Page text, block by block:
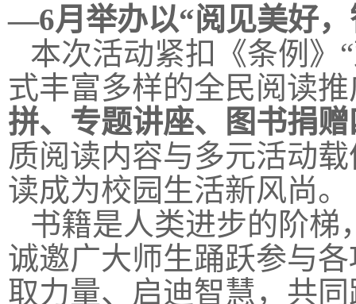
—6月举办以“阅见美好
本次活动紧扣《条例》
式丰富多样的全民阅读
拼、专题讲座、图书捐
质阅读内容与多元活动
读成为校园生活新风尚。
书籍是人类进步的阶梯
诚邀广大师生踊跃参与
取力量、启迪智慧，共